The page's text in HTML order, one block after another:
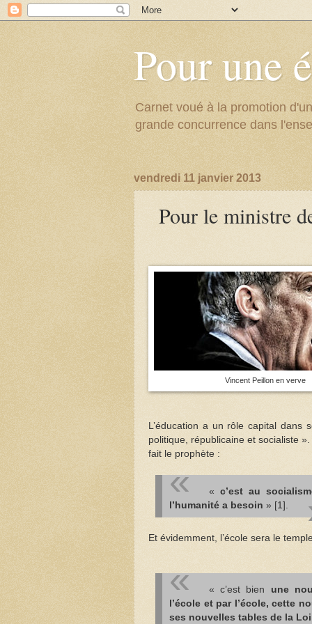
Pour une
Carnet voué à la promotion
grande concurrence dans
vendredi 11 janvier 2013
Pour le ministre
Vincent Peillon en verve
L’éducation a un rôle capital dans
politique, républicaine et socialiste
fait le prophète :
« c’est au
l’humanité a besoin » [1].
Et évidemment, l’école sera le
« c’est bien une
l’école et par l’école, cette
ses nouvelles tables de la Loi